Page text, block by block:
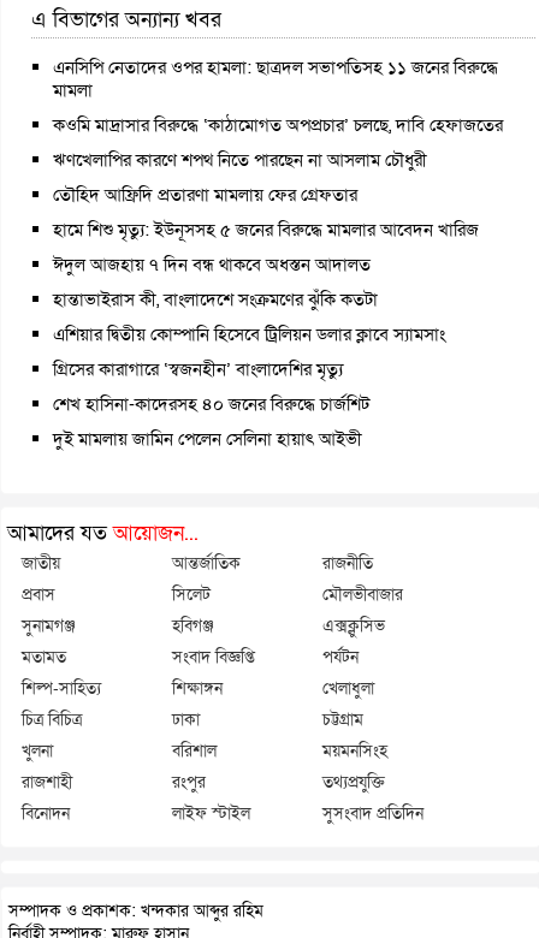
এ বিভাগের অন্যান্য খবর
এনসিপি নেতাদের ওপর হামলা: ছাত্রদল সভাপতিসহ ১১ জনের বিরুদ্ধে
মামলা
কওমি মাদ্রাসার বিরুদ্ধে ‘কাঠামোগত অপপ্রচার’ চলছে, দাবি হেফাজতের
ঋণখেলাপির কারণে শপথ নিতে পারছেন না আসলাম চৌধুরী
তৌহিদ আফ্রিদি প্রতারণা মামলায় ফের গ্রেফতার
হামে শিশু মৃত্যু: ইউনূসসহ ৫ জনের বিরুদ্ধে মামলার আবেদন খারিজ
ঈদুল আজহায় ৭ দিন বন্ধ থাকবে অধস্তন আদালত
হান্তাভাইরাস কী, বাংলাদেশে সংক্রমণের ঝুঁকি কতটা
এশিয়ার দ্বিতীয় কোম্পানি হিসেবে ট্রিলিয়ন ডলার ক্লাবে স্যামসাং
গ্রিসের কারাগারে ‘স্বজনহীন’ বাংলাদেশির মৃত্যু
শেখ হাসিনা-কাদেরসহ ৪০ জনের বিরুদ্ধে চার্জশিট
দুই মামলায় জামিন পেলেন সেলিনা হায়াৎ আইভী
আমাদের যতআয়োজন...
জাতীয় আন্তর্জাতিক
রাজনীতি
প্রবাস
সিলেট
মৌলভীবাজার
সুনামগঞ্জ
হবিগঞ্জ
এক্সক্লুসিভ
মতামত
সংবাদ বিজ্ঞপ্তি
পর্যটন
শিল্প-সাহিত্য
শিক্ষাঙ্গন
খেলাধুলা
চিত্র বিচিত্র
ঢাকা
চট্টগ্রাম
খুলনা
বরিশাল
ময়মনসিংহ
রাজশাহী
রংপুর
তথ্যপ্রযুক্তি
বিনোদন
লাইফ স্টাইল সুসংবাদ প্রতিদিন
সম্পাদক ও প্রকাশক: খন্দকার আব্দুর রহিম